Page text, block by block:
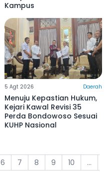
Kampus
5 Agt 2026 Daerah
Menuju Kepastian Hukum,
Kejari Kawal Revisi 35
Perda Bondowoso Sesuai
KUHP Nasional
6 7 8 9 10 ...